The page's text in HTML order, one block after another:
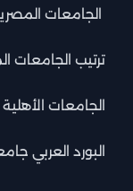
الجامعات
ترتيب الجامعات
الجامعات
البورد العربي